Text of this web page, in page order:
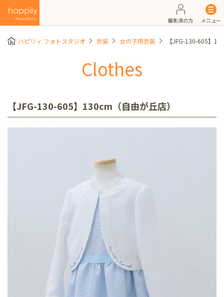
撮影済の方 メニュー
ハピリィ フォトスタジオ 衣装 女の子用衣装 【JFG-130-605】
Clothes
【JFG-130-605】130cm（自由が丘店）